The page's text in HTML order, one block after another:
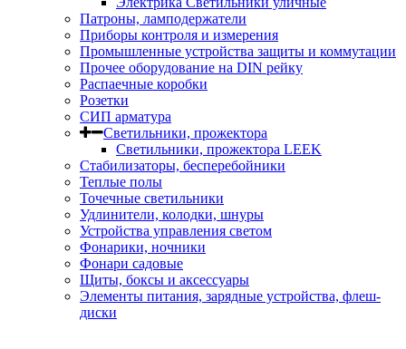
Патроны, ламподержатели
Приборы контроля и измерения
Промышленные устройства защиты и коммутации
Прочее оборудование на DIN рейку
Распаечные коробки
Розетки
СИП арматура
Светильники, прожектора
Светильники, прожектора LEEK
Стабилизаторы, бесперебойники
Теплые полы
Точечные светильники
Удлинители, колодки, шнуры
Устройства управления светом
Фонарики, ночники
Фонари садовые
Щиты, боксы и аксессуары
Элементы питания, зарядные устройства, флеш-
диски